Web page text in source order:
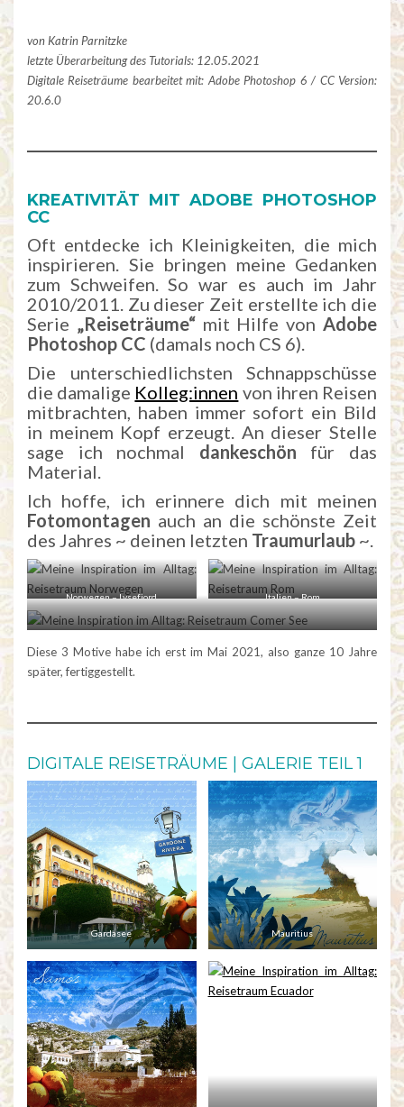
von Katrin Parnitzke
letzte Überarbeitung des Tutorials: 12.05.2021
Digitale Reiseträume bearbeitet mit: Adobe Photoshop 6 / CC Version:
20.6.0
KREATIVITÄT MIT ADOBE PHOTOSHOP
CC
Oft entdecke ich Kleinigkeiten, die mich
inspirieren. Sie bringen meine Gedanken
zum Schweifen. So war es auch im Jahr
2010/2011. Zu dieser Zeit erstellte ich die
Serie „Reiseträume“ mit Hilfe von Adobe
Photoshop CC (damals noch CS 6).
Die unterschiedlichsten Schnappschüsse
die damalige Kolleg:innen von ihren Reisen
mitbrachten, haben immer sofort ein Bild
in meinem Kopf erzeugt. An dieser Stelle
sage ich nochmal dankeschön für das
Material.
Ich hoffe, ich erinnere dich mit meinen
Fotomontagen auch an die schönste Zeit
des Jahres ~ deinen letzten Traumurlaub ~.
Norwegen – Lysefjord Italien – Rom
Italien – Comer See
Diese 3 Motive habe ich erst im Mai 2021, also ganze 10 Jahre
später, fertiggestellt.
DIGITALE REISETRÄUME | GALERIE TEIL 1
Gardasee Mauritius